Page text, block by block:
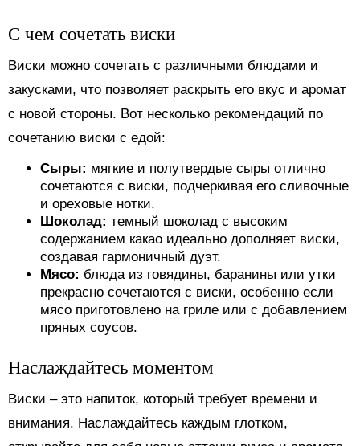
С чем сочетать виски
Виски можно сочетать с различными блюдами и
закусками, что позволяет раскрыть его вкус и аромат
с новой стороны. Вот несколько рекомендаций по
сочетанию виски с едой:
Сыры: мягкие и полутвердые сыры отлично
сочетаются с виски, подчеркивая его сливочные
и ореховые нотки.
Шоколад: темный шоколад с высоким
содержанием какао идеально дополняет виски,
создавая гармоничный дуэт.
Мясо: блюда из говядины, баранины или утки
прекрасно сочетаются с виски, особенно если
мясо приготовлено на гриле или с добавлением
пряных соусов.
Наслаждайтесь моментом
Виски – это напиток, который требует времени и
внимания. Наслаждайтесь каждым глотком,